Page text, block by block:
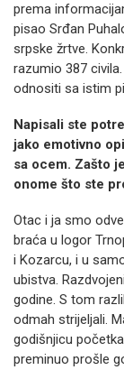
prema
pisao Srđan
srpske žrtve.
razumio 387
odnositi sa istim
Napisali ste
jako emotivno
sa ocem. Zašto
onome što ste
Otac i ja smo
braća u logor
i Kozarcu, i u
ubistva.
godine. S tom
odmah strijeljali.
godišnjicu
preminuo prošle